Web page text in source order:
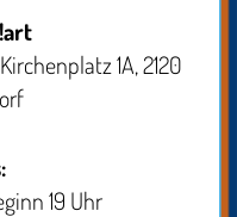
1A, 2120
19 Uhr